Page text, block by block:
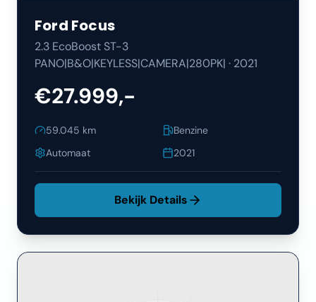
Ford Focus
2.3 EcoBoost ST-3
PANO|B&O|KEYLESS|CAMERA|280PK| · 2021
€27.999,-
59.045 km
Benzine
Automaat
2021
Bekijk Details